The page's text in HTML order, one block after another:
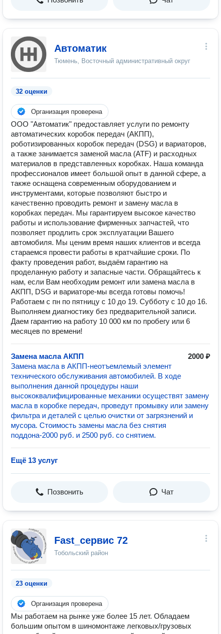
Автоматик
Тюмень, Восточный административный округ
32 оценки
Организация проверена
ООО "Автоматик" предоставляет услуги по ремонту
автоматических коробок передач (АКПП),
роботизированных коробок передач (DSG) и вариаторов,
а также занимается заменой масла (ATF) и расходных
материалов в представленных коробках. Наша команда
профессионалов имеет большой опыт в данной сфере, а
также оснащена современным оборудованием и
инструментами, которые позволяют быстро и
качественно проводить ремонт и замену масла в
коробках передач. Мы гарантируем высокое качество
работы и использование фирменных запчастей, что
позволяет продлить срок эксплуатации Вашего
автомобиля. Мы ценим время наших клиентов и всегда
стараемся провести работы в кратчайшие сроки. По
факту проведения работ, выдаём гарантию на
проделанную работу и запасные части. Обращайтесь к
нам, если Вам необходим ремонт или замена масла в
АКПП, DSG и вариаторе-мы всегда готовы помочь!
Работаем с пн по пятницу с 10 до 19. Субботу с 10 до 16.
Выполняем диагностику без предварительной записи.
Даем гарантию на работу 10 000 км по пробегу или 6
месяцев по времени!
Замена масла АКПП
2000 ₽
Замена масла в АКПП-неотъемлемый элемент
технического обслуживания автомобилей. В ходе
выполнения данной процедуры наши
высококвалифицированные механики осуществят замену
масла в коробке передач, проведут промывку или замену
фильтра и деталей с целью очистки от загрязнений и
мусора. Стоимость замены масла без снятия
поддона-2000 руб. и 2500 руб. со снятием.
Ещё 13 услуг
Позвонить Чат
Fast_сервис 72
Тобольский район
23 оценки
Организация проверена
Мы работаем на рынке уже более 15 лет. Обладаем
большим опытом в шиномонтаже легковых/грузовых